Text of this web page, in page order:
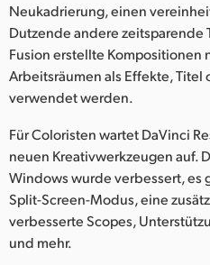
Chinese Taipei
Turkey
UAE
Ukraine
United Kingdom
United States
Neukadrierung, einen
Dutzende andere zeitsparende
Fusion erstellte Kompositionen
Arbeitsräumen als Effekte, Titel
verwendet werden.
Für Coloristen wartet DaVinci
neuen Kreativwerkzeugen auf.
Windows wurde verbessert,
Split-Screen-Modus, eine
verbesserte Scopes,
und mehr.